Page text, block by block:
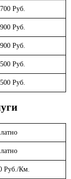
Руб.
Руб.
Руб.
Руб.
Руб.
Руб./Км.